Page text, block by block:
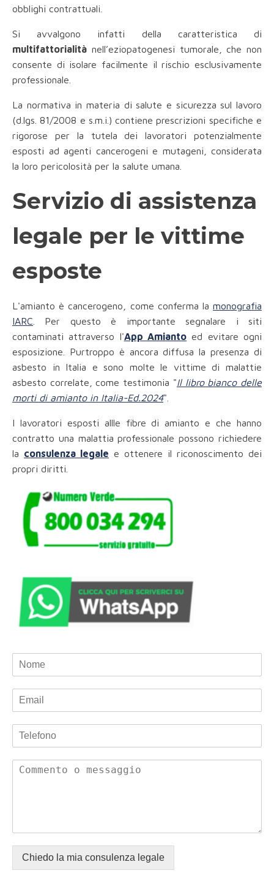
obblighi contrattuali.
Si avvalgono infatti della caratteristica di
multifattorialità nell’eziopatogenesi tumorale, che non
consente di isolare facilmente il rischio esclusivamente
professionale.
La normativa in materia di salute e sicurezza sul lavoro
(d.lgs. 81/2008 e s.m.i.) contiene prescrizioni specifiche e
rigorose per la tutela dei lavoratori potenzialmente
esposti ad agenti cancerogeni e mutageni, considerata
la loro pericolosità per la salute umana.
Servizio di assistenza
legale per le vittime
esposte
L'amianto è cancerogeno, come conferma la monografia
IARC . Per questo è importante segnalare i siti
contaminati attraverso l'App Amianto ed evitare ogni
esposizione. Purtroppo è ancora diffusa la presenza di
asbesto in Italia e sono molte le vittime di malattie
asbesto correlate, come testimonia "Il libro bianco delle
morti di amianto in Italia-Ed.2024".
I lavoratori esposti allle fibre di amianto e che hanno
contratto una malattia professionale possono richiedere
la consulenza legale e ottenere il riconoscimento dei
propri diritti.
Chiedo la mia consulenza legale